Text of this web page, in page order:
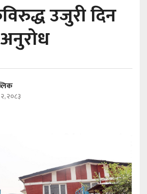
उजुरी दिन
अनुरोध
२०८३